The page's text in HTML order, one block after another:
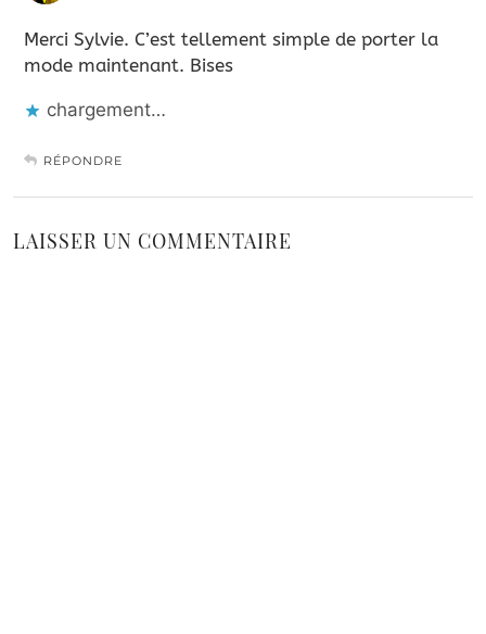
Merci Sylvie. C’est tellement simple de porter la
mode maintenant. Bises
chargement…
RÉPONDRE
LAISSER UN COMMENTAIRE